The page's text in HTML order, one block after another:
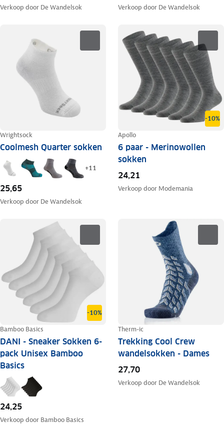
Verkoop door De Wandelsok Verkoop door De Wandelsok
Wrightsock
Coolmesh Quarter sokken
+11
25,65
Verkoop door De Wandelsok
-10%
Apollo
6 paar - Merinowollen
sokken
24,21
Verkoop door Modemania
-10%
Bamboo Basics
DANI - Sneaker Sokken 6-
pack Unisex Bamboo
Basics
24,25
Verkoop door Bamboo Basics
Therm-ic
Trekking Cool Crew
wandelsokken - Dames
27,70
Verkoop door De Wandelsok